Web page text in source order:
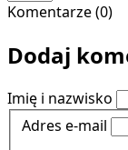
Komentarze (0)
Dodaj
Imię i nazwisko
Adres e-mail